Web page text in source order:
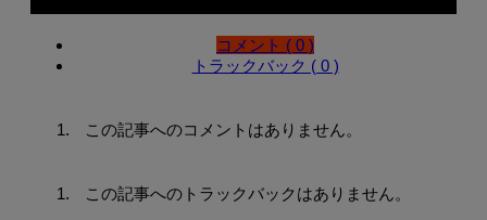
コメント ( 0 )
トラックバック ( 0 )
この記事へのコメントはありません。
この記事へのトラックバックはありません。